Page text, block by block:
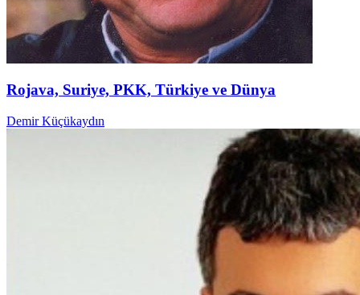
Rojava, Suriye, PKK, Türkiye ve Dünya
Demir Küçükaydın